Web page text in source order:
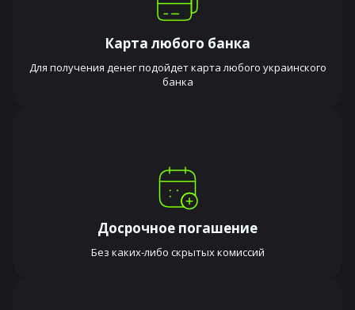
Карта любого банка
Для получения денег подойдет карта любого украинского
банка
Досрочное погашение
Без каких-либо скрытых комиссий